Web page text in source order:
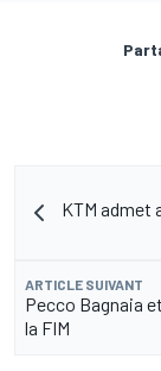
KTM admet
ARTICLE SUIVANT
Pecco Bagnaia
la FIM